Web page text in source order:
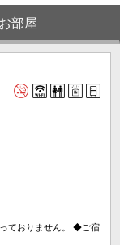
部屋
ておりません。 ◆ご宿